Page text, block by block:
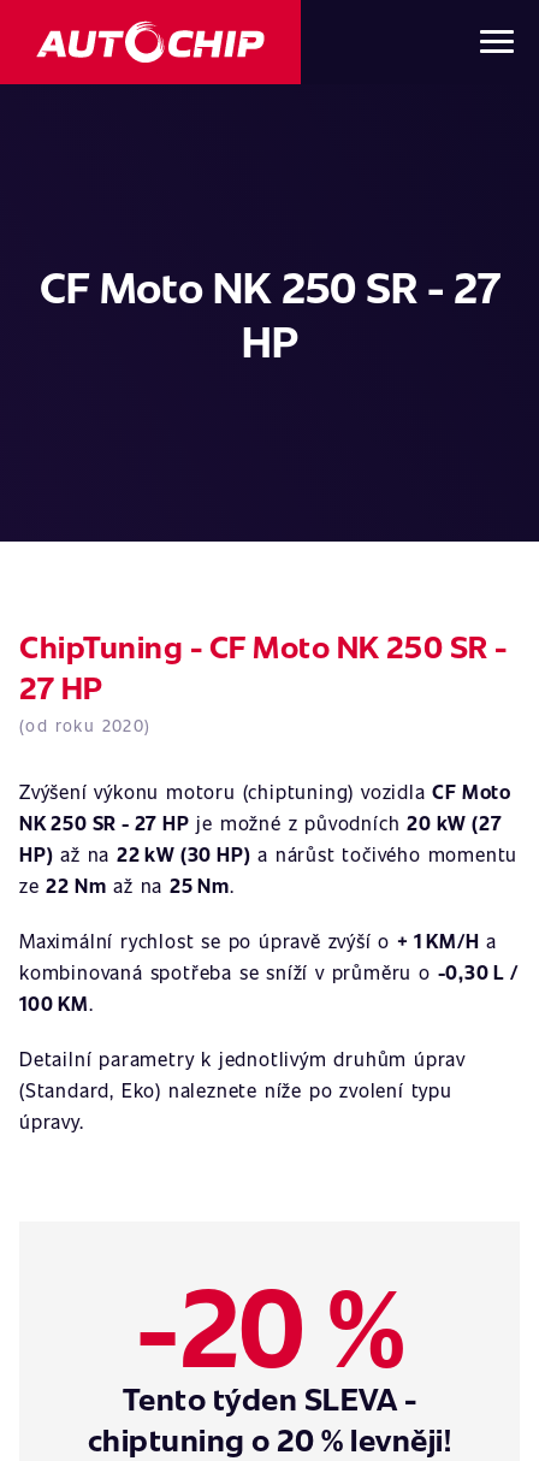
CF Moto NK 250 SR - 27
HP
ChipTuning - CF Moto NK 250 SR -
27 HP
(od roku 2020)
Zvýšení výkonu motoru (chiptuning) vozidlaCF Moto
NK 250 SR - 27 HP je možné z původních20 kW (27
HP) až na22 kW (30 HP) a nárůst točivého momentu
ze22 Nm až na25 Nm.
Maximální rychlost se po úpravě zvýší o + 1 KM/H a
kombinovaná spotřeba se sníží v průměru o -0,30 L /
100 KM.
Detailní parametry k jednotlivým druhům úprav
(Standard, Eko) naleznete níže po zvolení typu
úpravy.
-20 %
Tento týden SLEVA -
chiptuning o 20 % levněji!